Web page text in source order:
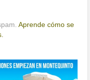
Aprende cómo se